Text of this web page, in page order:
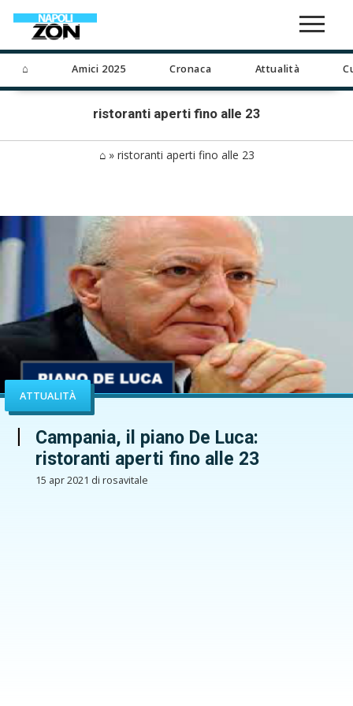
⌂ Amici 2025 Cronaca Attualità
ristoranti aperti fino alle 23
⌂» ristoranti aperti fino alle 23
ATTUALITÀ
Campania, il piano De Luca:
ristoranti aperti fino alle 23
15 apr 2021 di rosavitale